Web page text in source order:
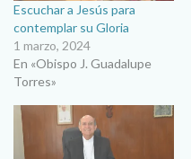
Escuchar a Jesús para
contemplar su Gloria
1 marzo, 2024
En «Obispo J. Guadalupe
Torres»